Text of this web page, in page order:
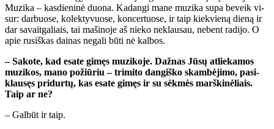
Mu­zi­ka – kas­die­ni­nė duo­na. Ka­dan­gi ma­ne mu­zi­ka su­pa be­veik vi­
sur: dar­buo­se, ko­lek­ty­vuo­se, kon­cer­tuo­se, ir taip kiek­vie­ną die­ną ir
dar sa­vait­ga­liais, tai ma­ši­no­je aš nie­ko ne­klau­sau, ne­bent ra­di­jo. O
apie ru­siš­kas dai­nas ne­ga­li bū­ti nė kal­bos.
– Sa­ko­te, kad esa­te gi­męs mu­zi­ko­je. Daž­nas Jū­sų at­lie­ka­mos
mu­zi­kos, ma­no po­žiū­riu – tri­mi­to dan­giš­ko skam­bė­ji­mo, pa­si­
klau­sęs pri­dur­tų, kas esa­te gi­męs ir su sėk­mės marš­ki­nė­liais.
Taip ar ne?
– Gal­būt ir taip.